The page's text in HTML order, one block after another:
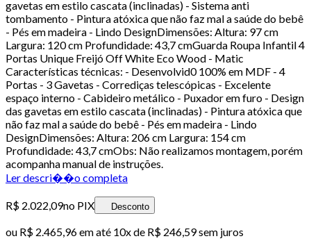
gavetas em estilo cascata (inclinadas) - Sistema anti
tombamento - Pintura atóxica que não faz mal a saúde do bebê
- Pés em madeira - Lindo DesignDimensões: Altura: 97 cm
Largura: 120 cm Profundidade: 43,7 cmGuarda Roupa Infantil 4
Portas Unique Freijó Off White Eco Wood - Matic
Características técnicas: - Desenvolvid0 100% em MDF - 4
Portas - 3 Gavetas - Corrediças telescópicas - Excelente
espaço interno - Cabideiro metálico - Puxador em furo - Design
das gavetas em estilo cascata (inclinadas) - Pintura atóxica que
não faz mal a saúde do bebê - Pés em madeira - Lindo
DesignDimensões: Altura: 206 cm Largura: 154 cm
Profundidade: 43,7 cmObs: Não realizamos montagem, porém
acompanha manual de instruções.
Ler descri��o completa
R$ 2.022,09no PIX Desconto
ou R$ 2.465,96em até 10x de R$ 246,59 sem juros